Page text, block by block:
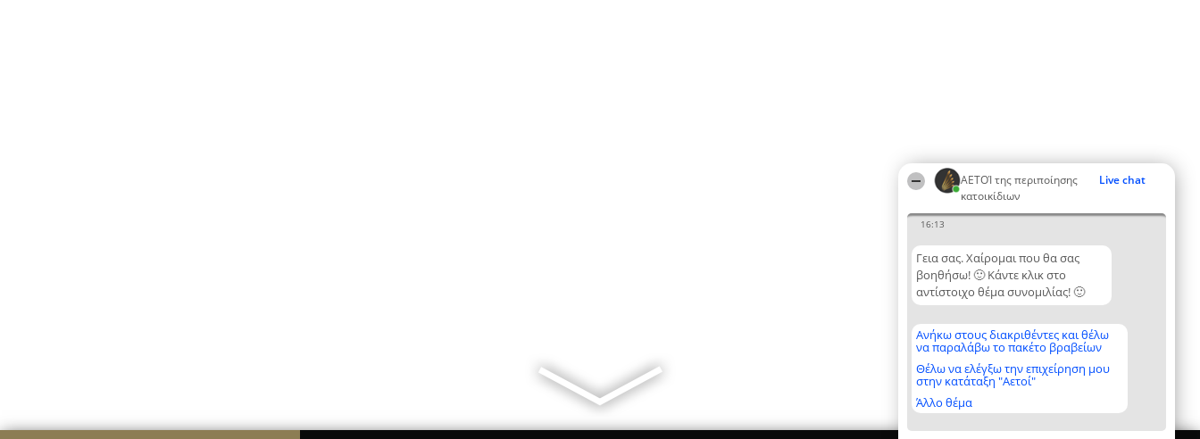
ΑΕΤΟΊ της περιποίησης
κατοικίδιων
Live chat
16:13
Γεια σας. Χαίρομαι που θα σας
βοηθήσω! 🙂 Κάντε κλικ στο
αντίστοιχο θέμα συνομιλίας! 🙂
Ανήκω στους διακριθέντες και θέλω
να παραλάβω το πακέτο βραβείων
Θέλω να ελέγξω την επιχείρηση μου
στην κατάταξη "Αετοί"
Άλλο θέμα